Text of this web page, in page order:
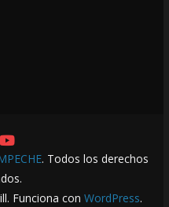
. Todos los derechos
Funciona conWordPress.